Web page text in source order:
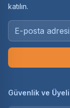
katılın.
Güvenlik ve